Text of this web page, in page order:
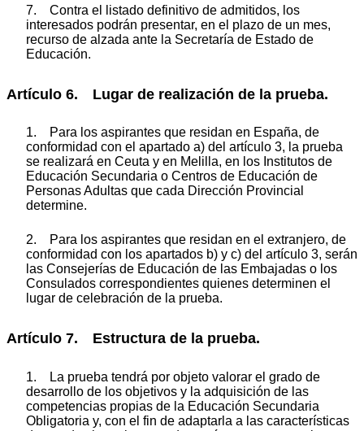
7. Contra el listado definitivo de admitidos, los
interesados podrán presentar, en el plazo de un mes,
recurso de alzada ante la Secretaría de Estado de
Educación.
Artículo 6. Lugar de realización de la prueba.
1. Para los aspirantes que residan en España, de
conformidad con el apartado a) del artículo 3, la prueba
se realizará en Ceuta y en Melilla, en los Institutos de
Educación Secundaria o Centros de Educación de
Personas Adultas que cada Dirección Provincial
determine.
2. Para los aspirantes que residan en el extranjero, de
conformidad con los apartados b) y c) del artículo 3, serán
las Consejerías de Educación de las Embajadas o los
Consulados correspondientes quienes determinen el
lugar de celebración de la prueba.
Artículo 7. Estructura de la prueba.
1. La prueba tendrá por objeto valorar el grado de
desarrollo de los objetivos y la adquisición de las
competencias propias de la Educación Secundaria
Obligatoria y, con el fin de adaptarla a las características